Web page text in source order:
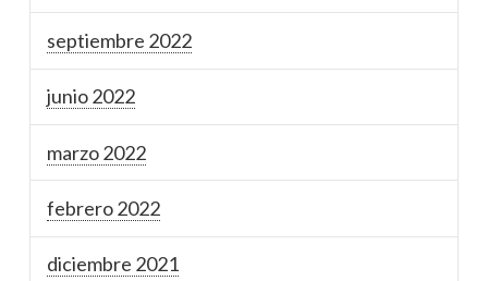
septiembre 2022
junio 2022
marzo 2022
febrero 2022
diciembre 2021